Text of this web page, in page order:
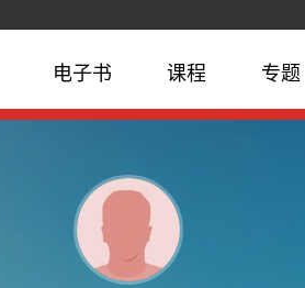
电子书 课程 专题